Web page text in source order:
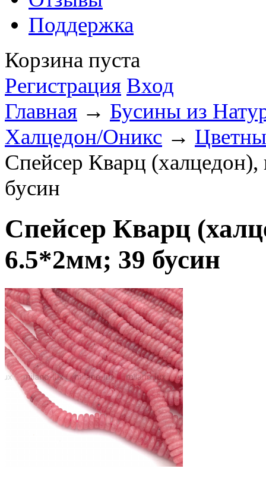
Поддержка
Корзина пуста
Регистрация Вход
Главная → Бусины из
Халцедон/Оникс →
Спейсер Кварц
бусин
Спейсер Кварц
6.5*2мм; 39 бусин